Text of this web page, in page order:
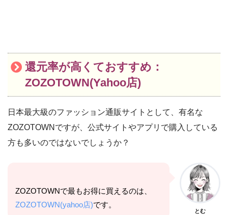
還元率が高くておすすめ：
ZOZOTOWN(Yahoo店)
日本最大級のファッション通販サイトとして、有名な
ZOZOTOWNですが、公式サイトやアプリで購入している
方も多いのではないでしょうか？
ZOZOTOWNで最もお得に買えるのは、
ZOZOTOWN(yahoo店)です。
とむ